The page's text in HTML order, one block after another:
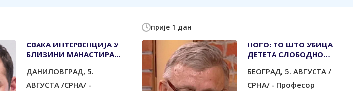
СВАКА ИНТЕРВЕНЦИЈА У
БЛИЗИНИ МАНАСТИРА
НАЈВИШИ СТЕПЕН
ОДГОВОРНОСТИ
ДАНИЛОВГРАД, 5.
АВГУСТА /СРНА/ -
прије 1 дан
НОГО: ТО ШТО УБИЦА
ДЕТЕТА СЛОБОДНО
ПРАВОСУЂЕ У БиХ
РУГЛО
БЕОГРАД, 5. АВГУСТА /
СРНА/ - Професор